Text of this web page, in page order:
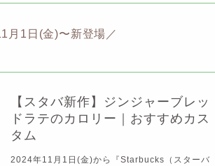
月1日(金)〜新登場／
【スタバ新作】ジンジャーブレッ
ドラテのカロリー｜おすすめカス
タム
2024年11月1日(金)から『Starbucks（スターバ